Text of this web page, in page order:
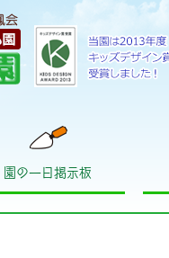
園の一日掲示板